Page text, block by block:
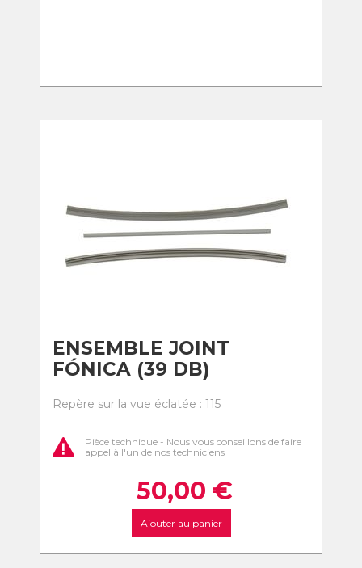
ENSEMBLE JOINT
FÓNICA (39 DB)
Repère sur la vue éclatée : 115
Pièce technique - Nous vous conseillons de faire
appel à l'un de nos techniciens
50,00 €
Ajouter au panier